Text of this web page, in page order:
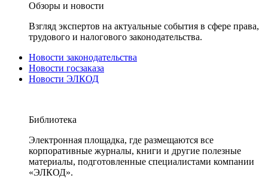
Обзоры и новости
Взгляд экспертов на актуальные события в сфере права,
трудового и налогового законодательства.
Новости законодательства
Новости госзаказа
Новости ЭЛКОД
Библиотека
Электронная площадка, где размещаются все
корпоративные журналы, книги и другие полезные
материалы, подготовленные специалистами компании
«ЭЛКОД».